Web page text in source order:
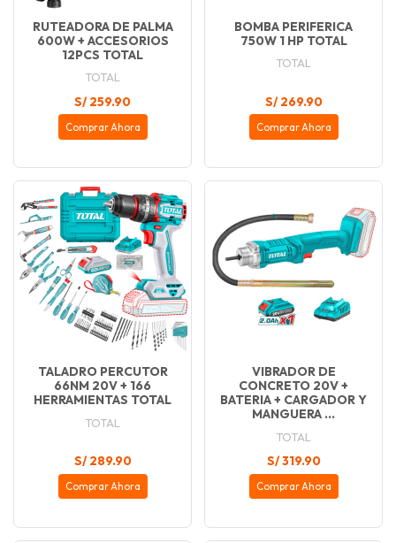
RUTEADORA DE PALMA
600W + ACCESORIOS
12PCS TOTAL
TOTAL
S/ 259.90
Comprar Ahora
BOMBA PERIFERICA
750W 1 HP TOTAL
TOTAL
S/ 269.90
Comprar Ahora
TALADRO PERCUTOR
66NM 20V + 166
HERRAMIENTAS TOTAL
TOTAL
S/ 289.90
Comprar Ahora
VIBRADOR DE
CONCRETO 20V +
BATERIA + CARGADOR Y
MANGUERA ...
TOTAL
S/ 319.90
Comprar Ahora